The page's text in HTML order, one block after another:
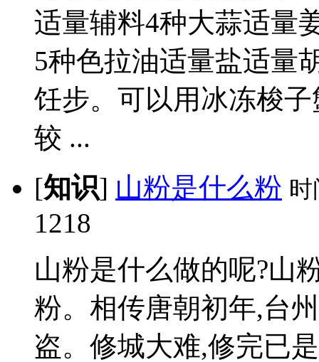
适量辅料4种大蒜适量
5种色拉油适量盐适量
饪步。可以用冰冻梭
较 ...
[知识] 山粉是什么粉 时
1218
山粉是什么做的呢?山
粉。相传唐朝初年,台
盗。修城大难,修完已